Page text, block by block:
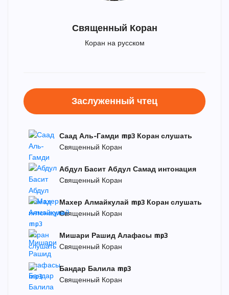
Священный Коран
Коран на русском
Заслуженный чтец
Саад Аль-Гамди mp3 Коран слушать
Священный Коран
Абдул Басит Абдул Самад интонация
Священный Коран
Махер Алмайкулай mp3 Коран слушать
Священный Коран
Мишари Рашид Алафасы mp3
Священный Коран
Бандар Балила mp3
Священный Коран